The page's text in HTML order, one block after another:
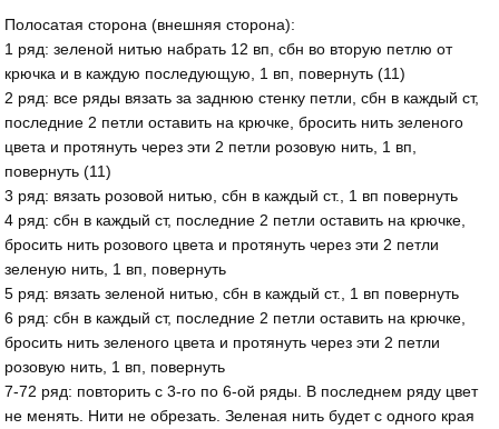
Полосатая сторона (внешняя сторона):
1 ряд: зеленой нитью набрать 12 вп, сбн во вторую петлю от
крючка и в каждую последующую, 1 вп, повернуть (11)
2 ряд: все ряды вязать за заднюю стенку петли, сбн в каждый ст,
последние 2 петли оставить на крючке, бросить нить зеленого
цвета и протянуть через эти 2 петли розовую нить, 1 вп,
повернуть (11)
3 ряд: вязать розовой нитью, сбн в каждый ст., 1 вп повернуть
4 ряд: сбн в каждый ст, последние 2 петли оставить на крючке,
бросить нить розового цвета и протянуть через эти 2 петли
зеленую нить, 1 вп, повернуть
5 ряд: вязать зеленой нитью, сбн в каждый ст., 1 вп повернуть
6 ряд: сбн в каждый ст, последние 2 петли оставить на крючке,
бросить нить зеленого цвета и протянуть через эти 2 петли
розовую нить, 1 вп, повернуть
7-72 ряд: повторить с 3-го по 6-ой ряды. В последнем ряду цвет
не менять. Нити не обрезать. Зеленая нить будет с одного края